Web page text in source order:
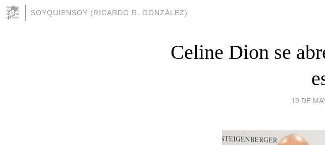
SOYQUIENSOY (RICARDO R. GONZÁLEZ)
Celine Dion se
19 DE